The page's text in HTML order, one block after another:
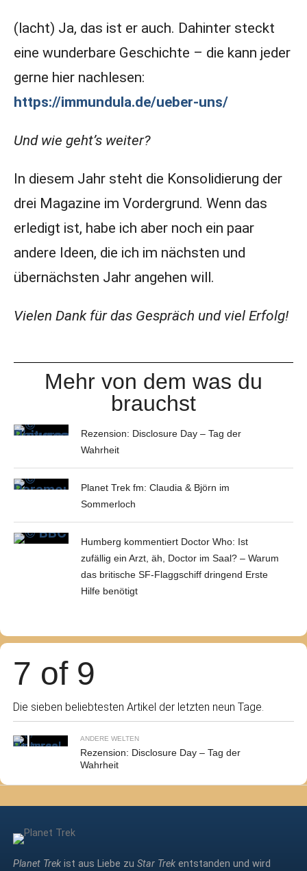
(lacht) Ja, das ist er auch. Dahinter steckt
eine wunderbare Geschichte – die kann jeder
gerne hier nachlesen:
https://immundula.de/ueber-uns/
Und wie geht’s weiter?
In diesem Jahr steht die Konsolidierung der
drei Magazine im Vordergrund. Wenn das
erledigt ist, habe ich aber noch ein paar
andere Ideen, die ich im nächsten und
übernächsten Jahr angehen will.
Vielen Dank für das Gespräch und viel Erfolg!
Mehr von dem was du
brauchst
Rezension: Disclosure Day – Tag der
Wahrheit
Planet Trek fm: Claudia & Björn im
Sommerloch
Humberg kommentiert Doctor Who: Ist
zufällig ein Arzt, äh, Doctor im Saal? – Warum
das britische SF-Flaggschiff dringend Erste
Hilfe benötigt
7 of 9
Die sieben beliebtesten Artikel der letzten neun Tage.
ANDERE WELTEN
Rezension: Disclosure Day – Tag der
Wahrheit
Planet Trekist aus Liebe zu Star Trekentstanden und wird